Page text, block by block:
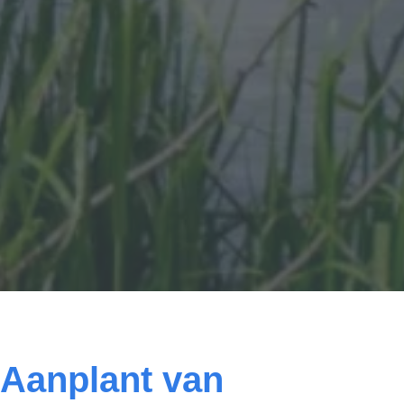
Status: Actueel project
Aanplant van